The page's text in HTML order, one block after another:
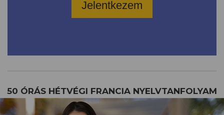
Jelentkezem
50 ÓRÁS HÉTVÉGI FRANCIA NYELVTANFOLYAM